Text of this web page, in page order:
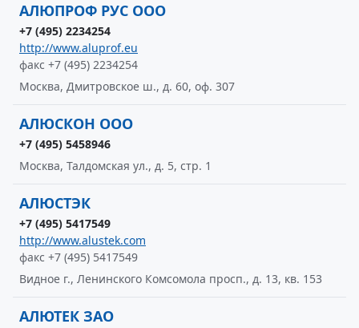
АЛЮПРОФ РУС ООО
+7 (495) 2234254
http://www.aluprof.eu
факс +7 (495) 2234254
Москва, Дмитровское ш., д. 60, оф. 307
АЛЮСКОН ООО
+7 (495) 5458946
Москва, Талдомская ул., д. 5, стр. 1
АЛЮСТЭК
+7 (495) 5417549
http://www.alustek.com
факс +7 (495) 5417549
Видное г., Ленинского Комсомола просп., д. 13, кв. 153
АЛЮТЕК ЗАО